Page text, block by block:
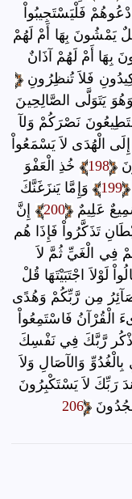
فَلْيَسْتَجِيبُواْ
يَمْشُونَ بِهَا أَمْ لَهُمْ
بِهَا أَمْ لَهُمْ آذَانٌ
فَلاَ تُنظِرُونِ
يَتَوَلَّى الصَّالِحِينَ
نَصْرَكُمْ وَلآ
الْهُدَى لاَ يَسْمَعُواْ
198
خُذِ الْعَفْوَ
199 وَإِمَّا يَنزَغَنَّكَ
عَلِيمٌ 200
إِنَّ
تَذَكَّرُواْ فَإِذَا هُم
فِي الْغَيِّ ثُمَّ لاَ
لَوْلاَ اجْتَبَيْتَهَا قُلْ
مِن رَّبِّكُمْ وَهُدًى
الْقُرْآنُ فَاسْتَمِعُواْ
رَّبَّكَ فِي نَفْسِكَ
وَالآصَالِ وَلاَ
رَبِّكَ لاَ يَسْتَكْبِرُونَ
206